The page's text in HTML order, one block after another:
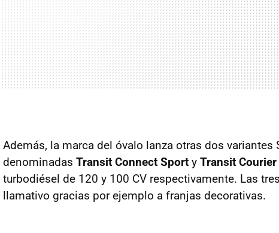
Además, la marca del óvalo lanza otras dos variantes
denominadas Transit Connect Sport y Transit
turbodiésel de 120 y 100 CV respectivamente. Las
llamativo gracias por ejemplo a franjas decorativas.